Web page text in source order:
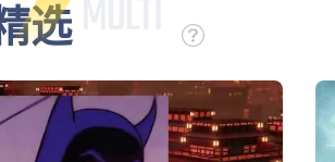
选